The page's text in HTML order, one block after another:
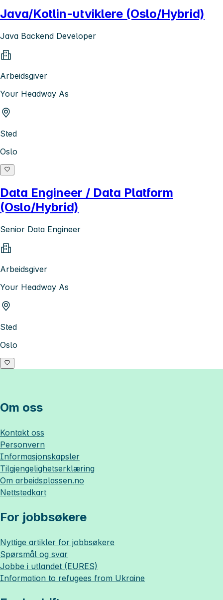
Java/Kotlin-utviklere (Oslo/Hybrid)
Java Backend Developer
Arbeidsgiver
Your Headway As
Sted
Oslo
Data Engineer / Data Platform
(Oslo/Hybrid)
Senior Data Engineer
Arbeidsgiver
Your Headway As
Sted
Oslo
Om oss
Kontakt oss
Personvern
Informasjonskapsler
Tilgjengelighetserklæring
Om arbeidsplassen.no
Nettstedkart
For jobbsøkere
Nyttige artikler for jobbsøkere
Spørsmål og svar
Jobbe i utlandet (EURES)
Information to refugees from Ukraine